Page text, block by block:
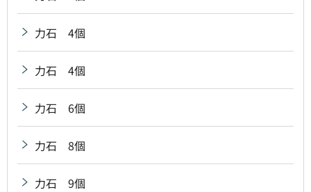
力石 4個
力石 4個
力石 6個
力石 8個
力石 9個